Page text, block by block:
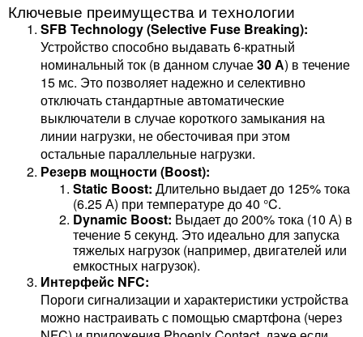
Ключевые преимущества и технологии
SFB Technology (Selective Fuse Breaking):
Устройство способно выдавать 6-кратный
номинальный ток (в данном случае30 А) в течение
15 мс. Это позволяет надежно и селективно
отключать стандартные автоматические
выключатели в случае короткого замыкания на
линии нагрузки, не обесточивая при этом
остальные параллельные нагрузки.
Резерв мощности (Boost):
Static Boost: Длительно выдает до 125% тока
(6.25 А) при температуре до 40 °C.
Dynamic Boost: Выдает до 200% тока (10 А) в
течение 5 секунд. Это идеально для запуска
тяжелых нагрузок (например, двигателей или
емкостных нагрузок).
Интерфейс NFC:
Пороги сигнализации и характеристики устройства
можно настраивать с помощью смартфона (через